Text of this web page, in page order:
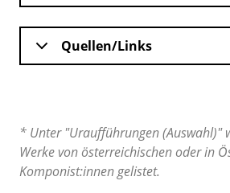
Quellen/Links
* Unter "Uraufführungen (Auswahl)"
Werke von österreichischen oder in
Komponist:innen gelistet.